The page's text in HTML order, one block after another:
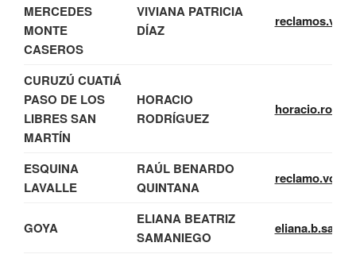
MERCEDES
MONTE
CASEROS
VIVIANA PATRICIA
DÍAZ
CURUZÚ CUATIÁ
PASO DE LOS
LIBRES SAN
MARTÍN
HORACIO
RODRÍGUEZ
ESQUINA
LAVALLE
RAÚL BENARDO
QUINTANA
GOYA
ELIANA BEATRIZ
SAMANIEGO